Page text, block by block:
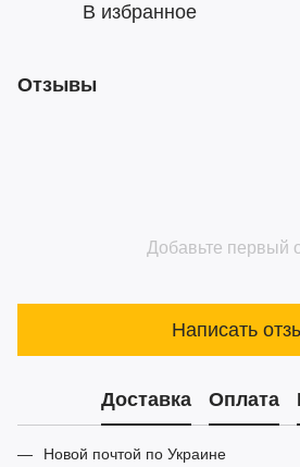
В избранное
Отзывы
Добавьте первый
Написать
Доставка Оплата
Новой почтой по Украине